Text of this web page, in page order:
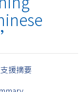
援摘要